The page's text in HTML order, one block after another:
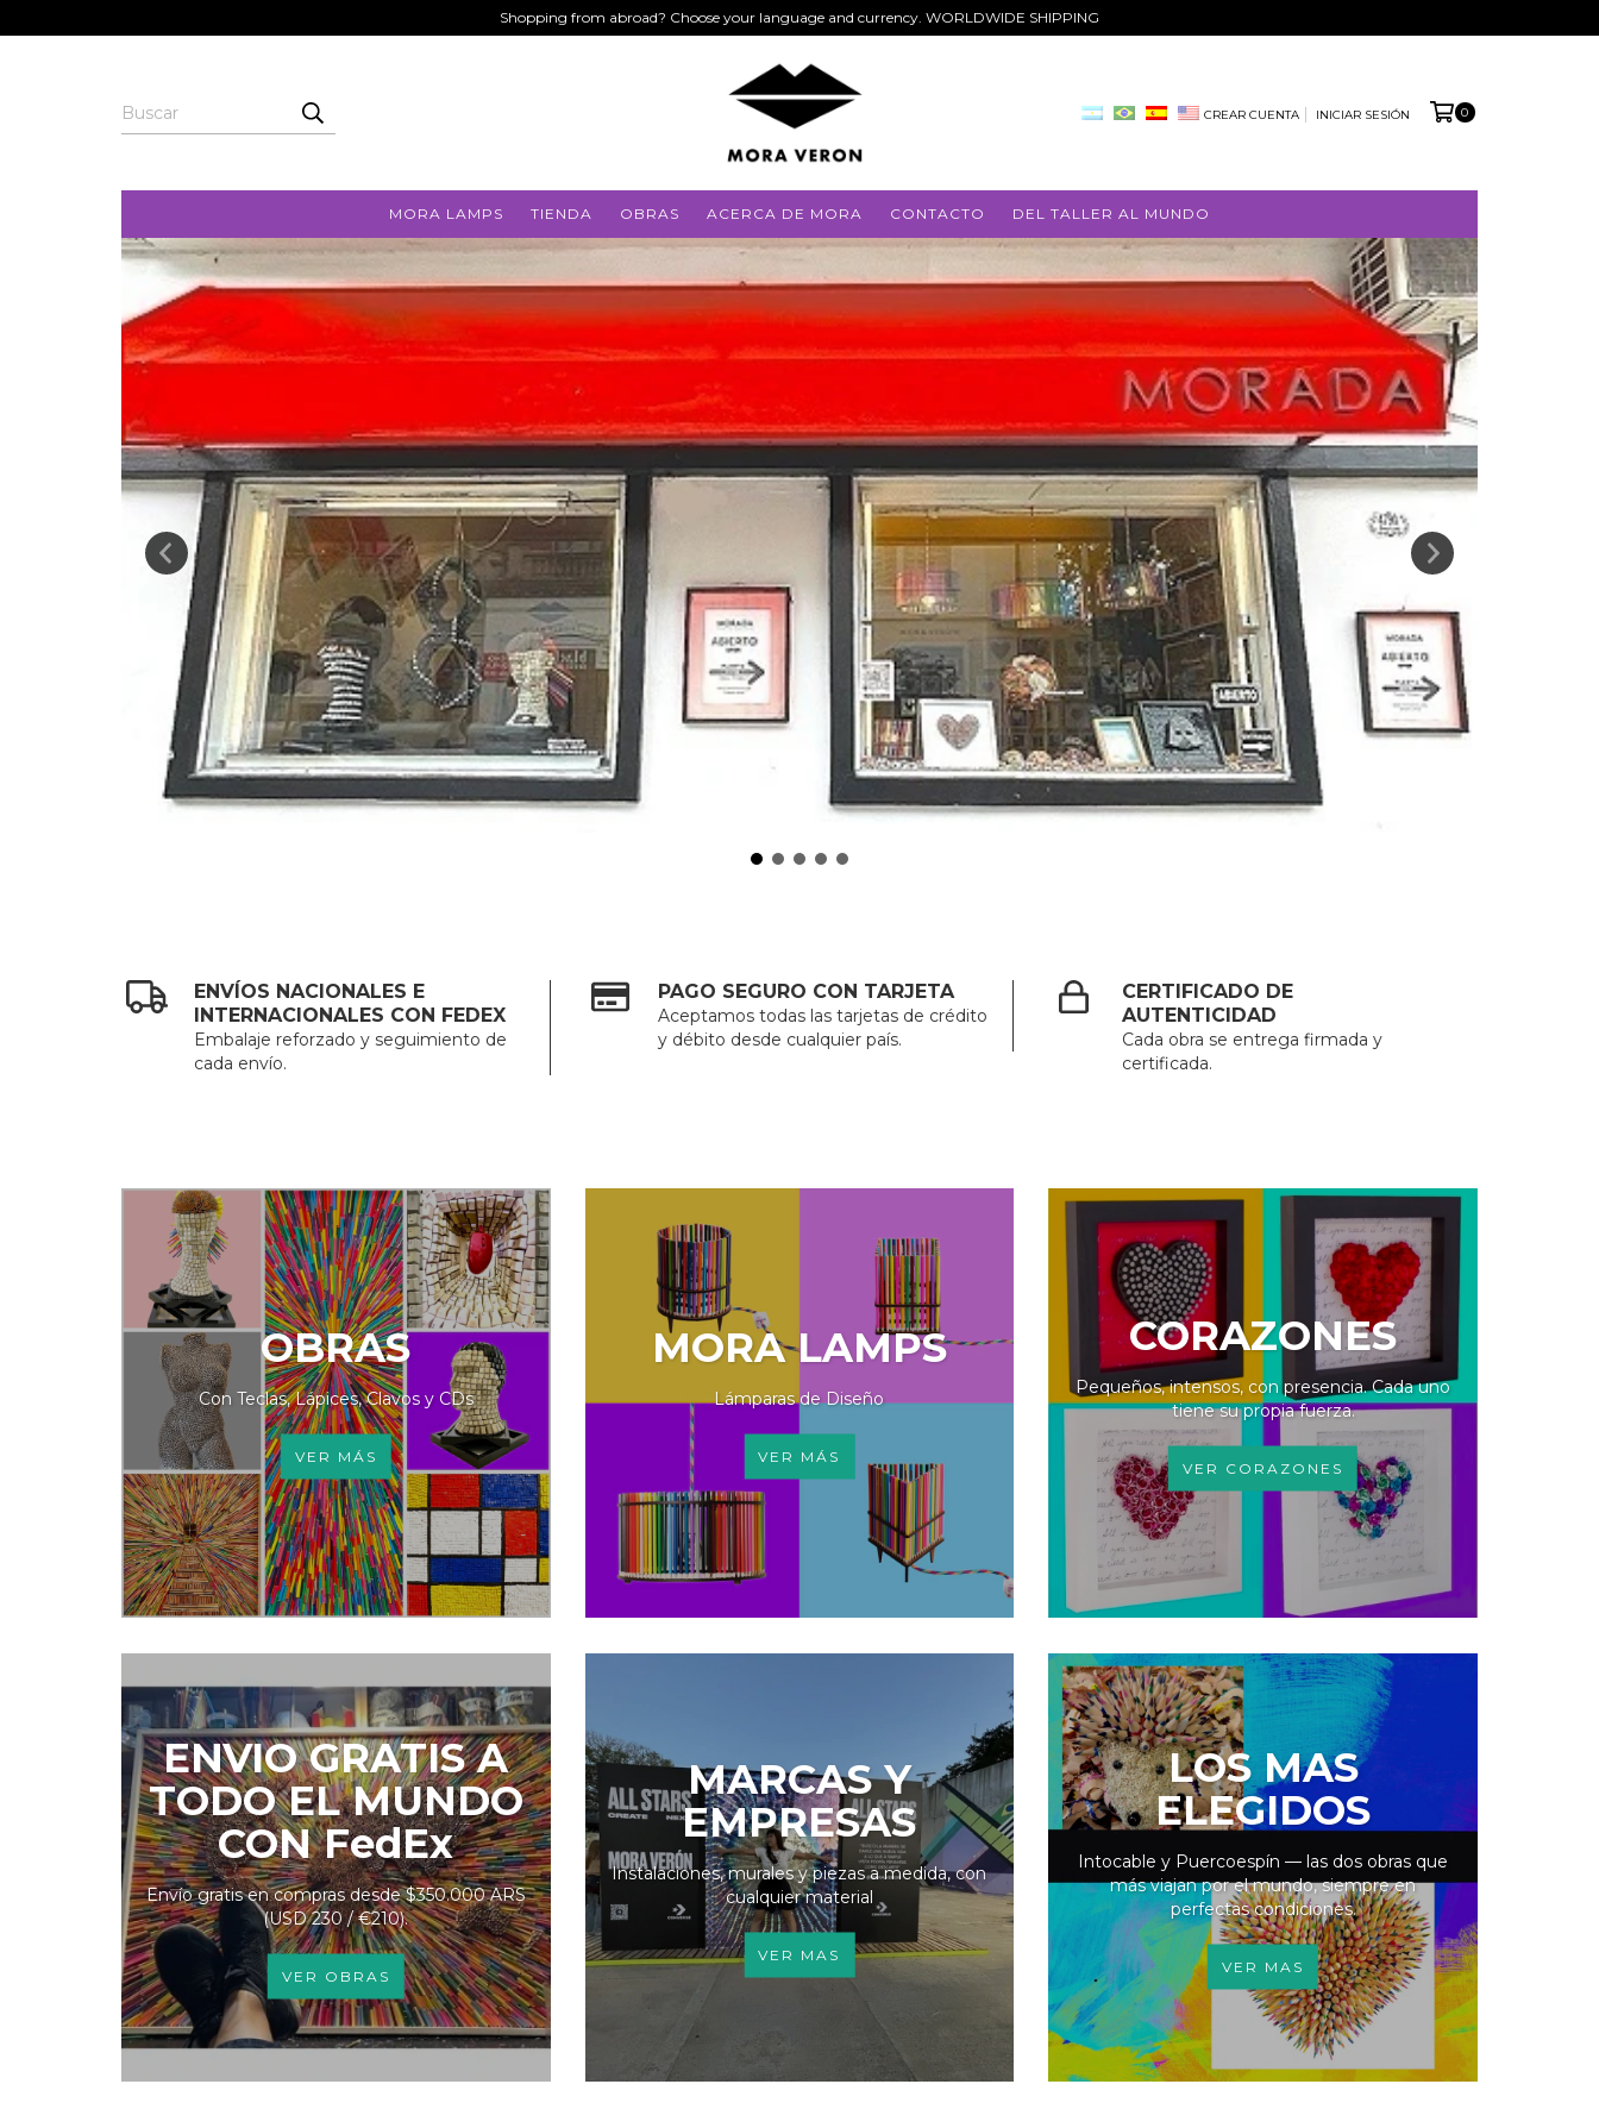
Shopping from abroad? Choose your language and currency. WORLDWIDE SHIPPING
CREAR CUENTA INICIAR SESIÓN 0
MORA LAMPS TIENDA OBRAS ACERCA DE MORA CONTACTO DEL TALLER AL MUNDO
ENVÍOS NACIONALES E
INTERNACIONALES CON FEDEX
Embalaje reforzado y seguimiento de
cada envío.
PAGO SEGURO CON TARJETA
Aceptamos todas las tarjetas de crédito
y débito desde cualquier país.
CERTIFICADO DE
AUTENTICIDAD
Cada obra se entrega firmada y
certificada.
OBRAS
Con Teclas, Lápices, Clavos y CDs
VER MÁS
MORA LAMPS
Lámparas de Diseño
VER MÁS
CORAZONES
Pequeños, intensos, con presencia. Cada uno
tiene su propia fuerza.
VER CORAZONES
ENVIO GRATIS A
TODO EL MUNDO
CON FedEx
Envío gratis en compras desde $350.000 ARS
(USD 230 / €210).
VER OBRAS
MARCAS Y
EMPRESAS
Instalaciones, murales y piezas a medida, con
cualquier material
VER MAS
LOS MAS
ELEGIDOS
Intocable y Puercoespín — las dos obras que
más viajan por el mundo, siempre en
perfectas condiciones.
VER MAS